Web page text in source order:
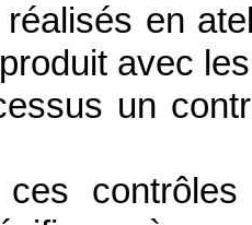
en
avec
un